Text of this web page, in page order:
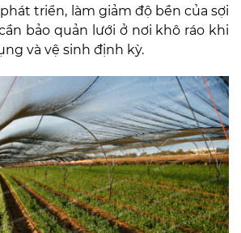
triển, làm giảm độ bền của sợi
cần bảo quản lưới ở nơi khô ráo khi
và vệ sinh định kỳ.